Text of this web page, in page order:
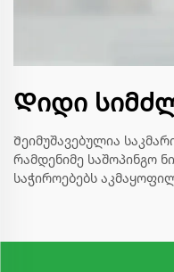
Დიდი
Შეიმუშავებულია
რამდენიმე საშოპინგო
საჭიროებებს